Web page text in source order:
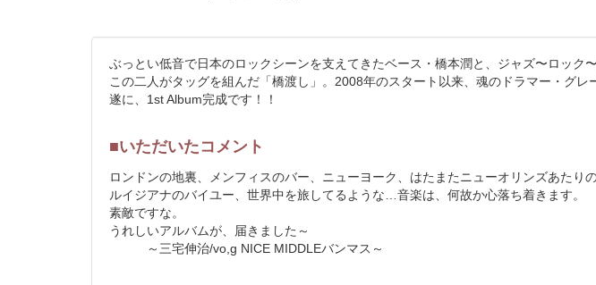
ぶっとい低音で日本のロックシーンを支えてきたベース・橋本潤と、ジャズ〜ロック
この二人がタッグを組んだ「橋渡し」。2008年のスタート以来、魂のドラマー・グ
遂に、1st Album完成です！！
■いただいたコメント
ロンドンの地裏、メンフィスのバー、ニューヨーク、はたまたニューオリンズあたり
ルイジアナのバイユー、世界中を旅してるような…音楽は、何故か心落ち着きます。
素敵ですな。
うれしいアルバムが、届きました～
～三宅伸治/vo,g NICE MIDDLEバンマス～